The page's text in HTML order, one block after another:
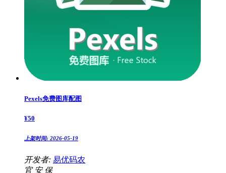
Pexels免费图库配图
¥50
上架时间: 2026-05-19
开发者: 易优码农
官 安 保